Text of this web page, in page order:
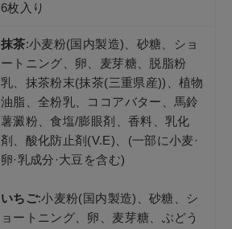
6枚入り
抹茶:小麦粉(国内製造)、砂糖、ショ
ートニング、卵、麦芽糖、脱脂粉
乳、抹茶粉末(抹茶(三重県産))、植物
油脂、全粉乳、ココアバター、馬鈴
薯澱粉、食塩/膨眼剤、香料、乳化
剤、酸化防止剤(V.E)、(一部に小麦·
卵·乳成分·大豆を含む)
いちご:小麦粉(国内製造)、砂糖、シ
ョートニング、卵、麦芽糖、ぶどう